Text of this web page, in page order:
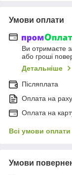
Умови оплати
Ви отримаєте
або гроші
Детальніше
Післяплата
Оплата на
Оплата на
Всі умови оплати
Умови